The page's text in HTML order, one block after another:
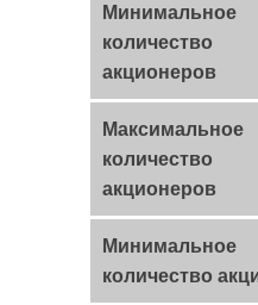
Минимальное
количество
акционеров
Максимальное
количество
акционеров
Минимальное
количество